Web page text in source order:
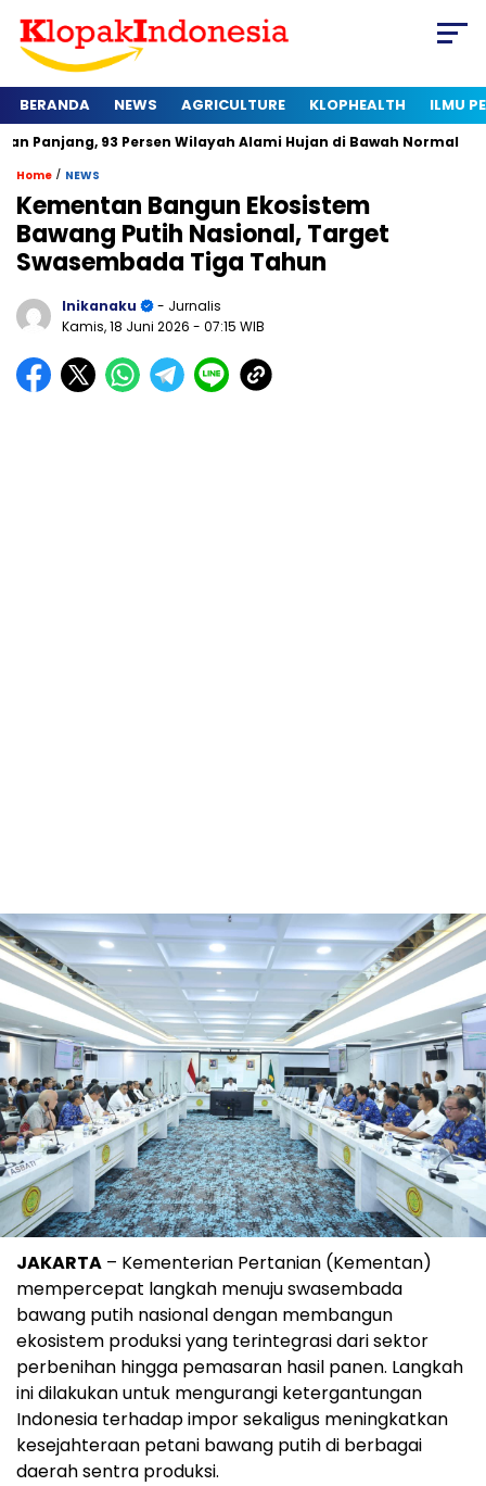
BERANDA NEWS AGRICULTURE KLOPHEALTH ILMU
Persen Wilayah Alami Hujan di Bawah Normal Kapan
Home / NEWS
Kementan Bangun Ekosistem
Bawang Putih Nasional, Target
Swasembada Tiga Tahun
Inikanaku
- Jurnalis
Kamis, 18 Juni 2026 - 07:15 WIB
JAKARTA – Kementerian Pertanian (Kementan)
mempercepat langkah menuju swasembada
bawang putih nasional dengan membangun
ekosistem produksi yang terintegrasi dari sektor
perbenihan hingga pemasaran hasil panen. Langkah
ini dilakukan untuk mengurangi ketergantungan
Indonesia terhadap impor sekaligus meningkatkan
kesejahteraan petani bawang putih di berbagai
daerah sentra produksi.